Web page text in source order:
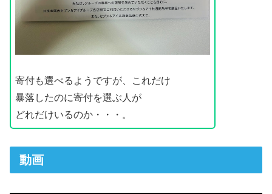
寄付も選べるようですが、これだけ
暴落したのに寄付を選ぶ人が
どれだけいるのか・・・。
動画